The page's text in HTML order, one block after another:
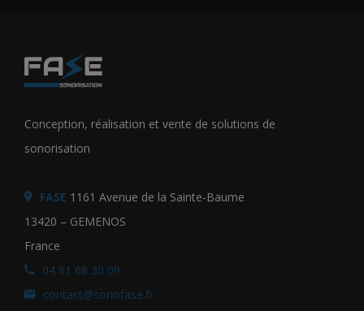
Conception, réalisation et vente de solutions de
sonorisation
FASE 1161 Avenue de la Sainte-Baume
13420 – GEMENOS
France
04 81 68 30 09
contact@sonofase.fr